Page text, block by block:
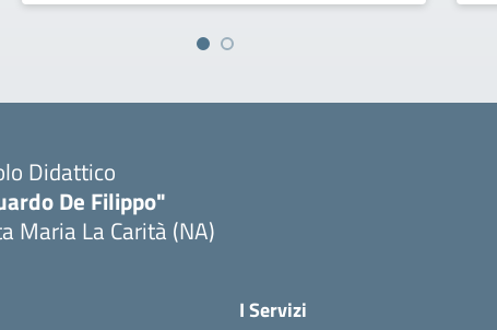
Didattico
De Filippo"
Maria La Carità (NA)
I Servizi